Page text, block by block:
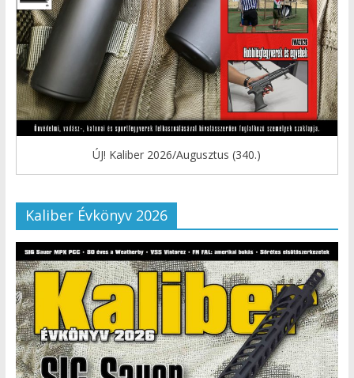
ÚJ! Kaliber 2026/Augusztus (340.)
Kaliber Évkönyv 2026